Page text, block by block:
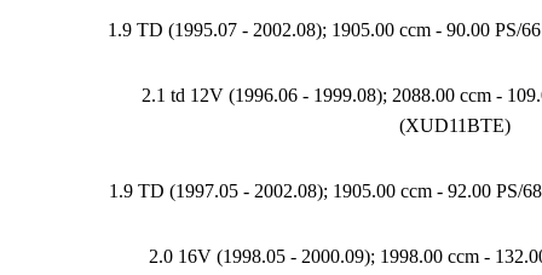
1.9 TD (1995.07 - 2002.08); 1905.00 ccm - 90.00
2.1 td 12V (1996.06 - 1999.08); 2088.00 ccm -
(XUD11BTE)
1.9 TD (1997.05 - 2002.08); 1905.00 ccm - 92.00
2.0 16V (1998.05 - 2000.09); 1998.00 ccm -